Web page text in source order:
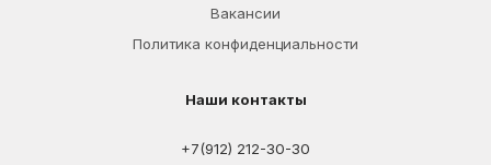
Вакансии
Политика конфиденциальности
Наши контакты
+7(912) 212-30-30